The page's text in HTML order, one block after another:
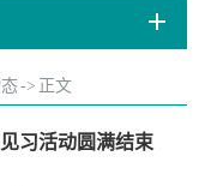
-> 正文
习活动圆满结束